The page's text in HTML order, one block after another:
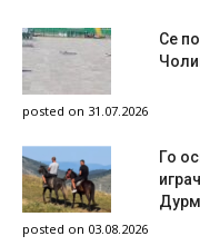
Се
posted on 31.07.2026
Го
posted on 03.08.2026